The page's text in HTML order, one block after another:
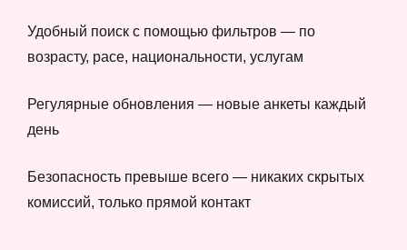
Удобный поиск с помощью фильтров — по
возрасту, расе, национальности, услугам
Регулярные обновления — новые анкеты каждый
день
Безопасность превыше всего — никаких скрытых
комиссий, только прямой контакт